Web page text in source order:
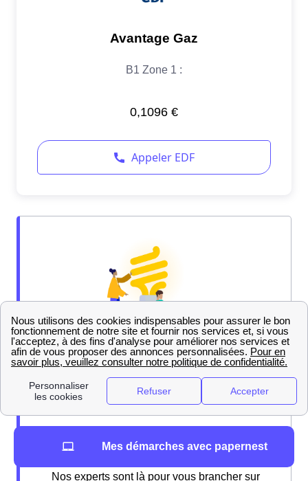
Nos experts sont là pour vous brancher sur
Mes démarches avec papernest